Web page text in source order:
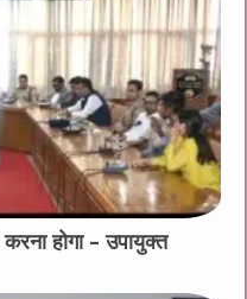
होगा – उपायुक्त